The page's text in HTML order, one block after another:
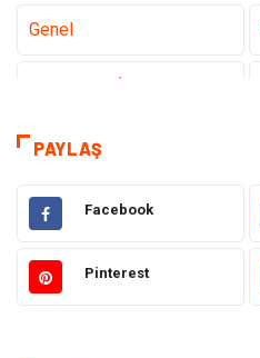
Genel
Hizmet
Hukuk
Otomotiv
PAYLAŞ
Facebook
Pinterest